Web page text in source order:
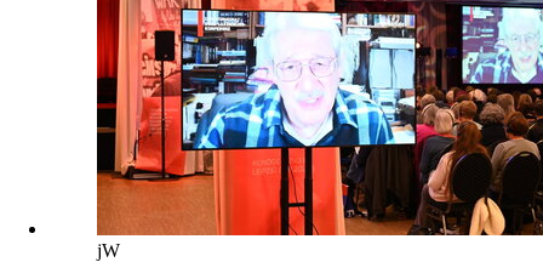
jW